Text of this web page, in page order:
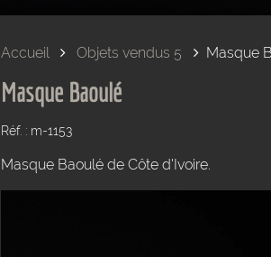
Accueil Objets vendus 5 Masque
Masque Baoulé
Réf. : m-1153
Masque Baoulé de Côte d'Ivoire.